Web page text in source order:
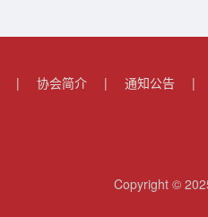
| 协会简介 | 通知公告 |
Copyright ©